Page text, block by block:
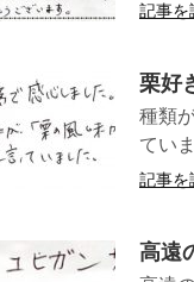
記事を
栗好
種類
記事を
高遠